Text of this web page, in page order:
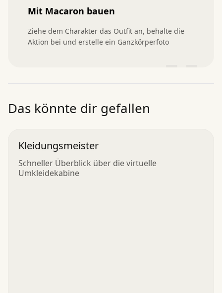
Mit Macaron bauen
Ziehe dem Charakter das Outfit an, behalte die
Aktion bei und erstelle ein Ganzkörperfoto
Das könnte dir gefallen
Kleidungsmeister
Schneller Überblick über die virtuelle
Umkleidekabine